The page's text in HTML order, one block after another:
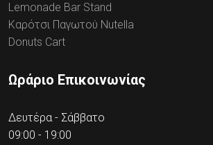
Lemonade Bar Stand
Καρότσι Παγωτού Nutella
Donuts Cart
Ωράριο Επικοινωνίας
Δευτέρα - Σάββατο
09:00 - 19:00